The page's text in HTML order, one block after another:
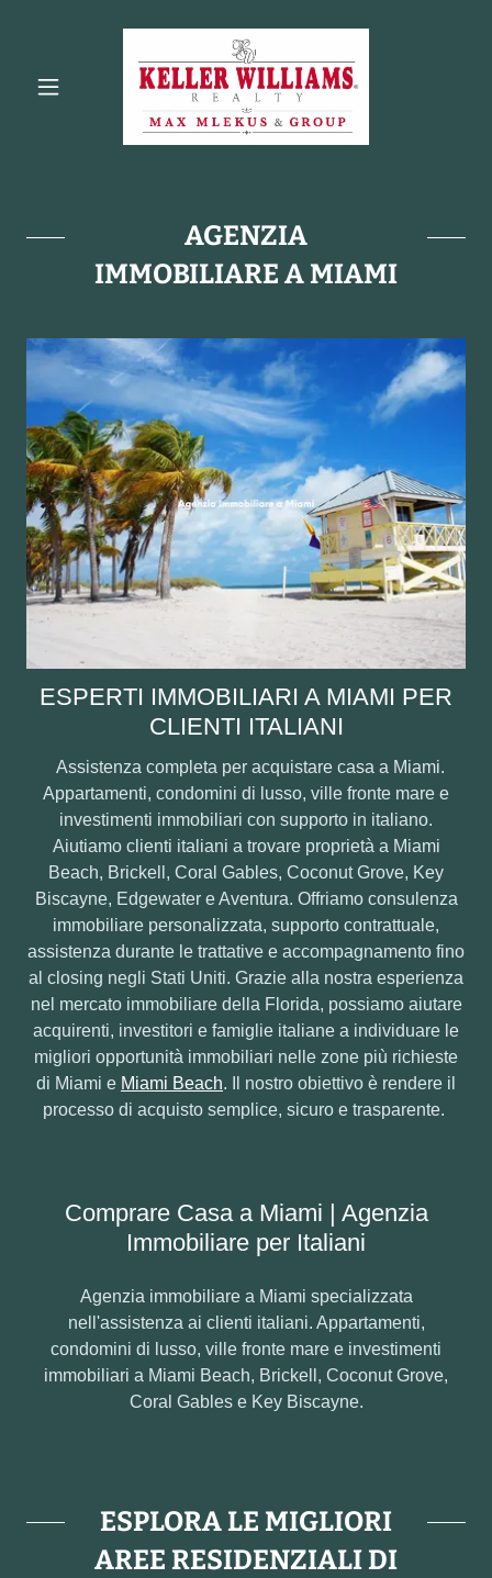
AGENZIA
IMMOBILIARE A MIAMI
ESPERTI IMMOBILIARI A MIAMI PER
CLIENTI ITALIANI
Assistenza completa per acquistare casa a Miami.
Appartamenti, condomini di lusso, ville fronte mare e
investimenti immobiliari con supporto in italiano.
Aiutiamo clienti italiani a trovare proprietà a Miami
Beach, Brickell, Coral Gables, Coconut Grove, Key
Biscayne, Edgewater e Aventura. Offriamo consulenza
immobiliare personalizzata, supporto contrattuale,
assistenza durante le trattative e accompagnamento fino
al closing negli Stati Uniti. Grazie alla nostra esperienza
nel mercato immobiliare della Florida, possiamo aiutare
acquirenti, investitori e famiglie italiane a individuare le
migliori opportunità immobiliari nelle zone più richieste
di Miami e Miami Beach. Il nostro obiettivo è rendere il
processo di acquisto semplice, sicuro e trasparente.
Comprare Casa a Miami | Agenzia
Immobiliare per Italiani
Agenzia immobiliare a Miami specializzata
nell'assistenza ai clienti italiani. Appartamenti,
condomini di lusso, ville fronte mare e investimenti
immobiliari a Miami Beach, Brickell, Coconut Grove,
Coral Gables e Key Biscayne.
ESPLORA LE MIGLIORI
AREE RESIDENZIALI DI